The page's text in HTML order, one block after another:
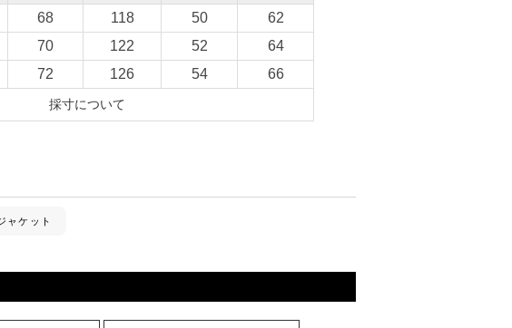
68 118 50
62
70 122 52
64
72 126 54 66
採寸について
ャケット